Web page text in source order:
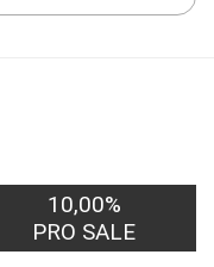
10,00%
PRO SALE